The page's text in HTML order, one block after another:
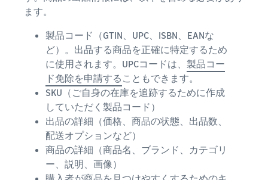
ます。
製品コード（GTIN、UPC、ISBN、EANな
ど）。出品する商品を正確に特定するため
に使用されます。UPCコードは、 製品コー
ド免除を申請する こともできます。
SKU（ご自身の在庫を追跡するために作成
していただく製品コード）
出品の詳細（価格、商品の状態、出品数、
配送オプションなど）
商品の詳細（商品名、ブランド、カテゴリ
ー、説明、画像）